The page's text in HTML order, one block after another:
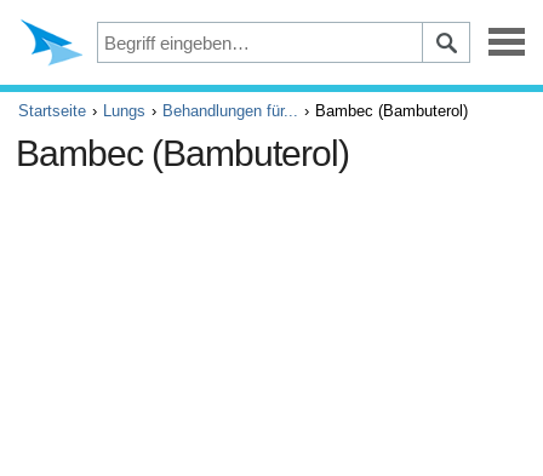
Depression
Augen
Startseite Lungs Behandlungen für... Bambec (Bambuterol)
Bambec (Bambuterol)